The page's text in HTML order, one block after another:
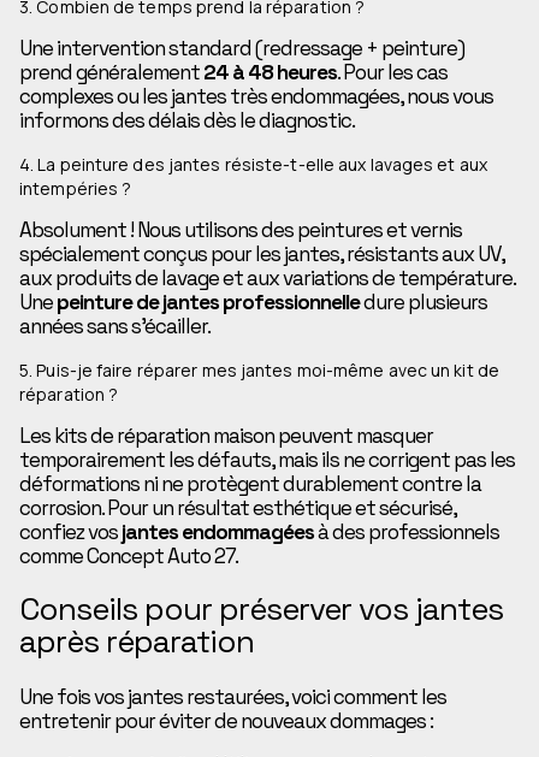
3. Combien de temps prend la réparation ?
Une intervention standard (redressage + peinture)
prend généralement24 à 48 heures. Pour les cas
complexes ou les jantes très endommagées, nous vous
informons des délais dès le diagnostic.
4. La peinture des jantes résiste-t-elle aux lavages et aux
intempéries ?
Absolument ! Nous utilisons des peintures et vernis
spécialement conçus pour les jantes, résistants aux UV,
aux produits de lavage et aux variations de température.
Unepeinture de jantes professionnelledure plusieurs
années sans s’écailler.
5. Puis-je faire réparer mes jantes moi-même avec un kit de
réparation ?
Les kits de réparation maison peuvent masquer
temporairement les défauts, mais ils ne corrigent pas les
déformations ni ne protègent durablement contre la
corrosion. Pour un résultat esthétique et sécurisé,
confiez vosjantes endommagéesà des professionnels
comme Concept Auto 27.
Conseils pour préserver vos jantes
après réparation
Une fois vos jantes restaurées, voici comment les
entretenir pour éviter de nouveaux dommages :